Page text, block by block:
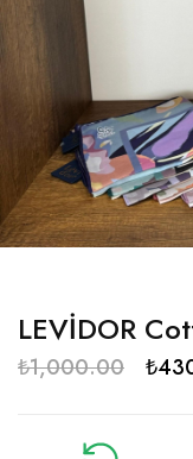
LEVİDOR
₺1,000.00 ₺